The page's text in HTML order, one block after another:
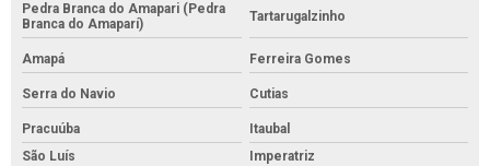
Pedra Branca do Amapari (Pedra
Branca do Amaparí)
Tartarugalzinho
Amapá Ferreira Gomes
Serra do Navio Cutias
Pracuúba
Itaubal
São Luís
Imperatriz